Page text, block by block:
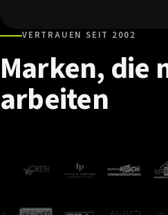
VERTRAUEN SEIT 2002
Marken,die
arbeiten